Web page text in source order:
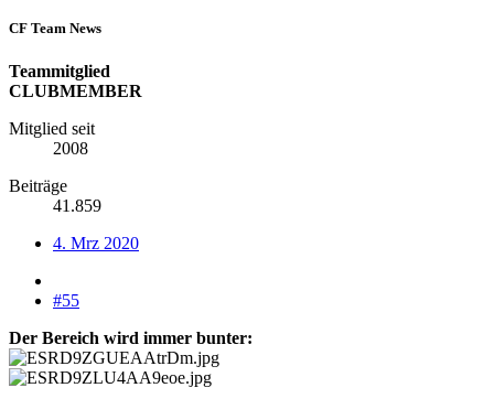
CF Team News
Teammitglied
CLUBMEMBER
Mitglied seit
2008
Beiträge
41.859
4. Mrz 2020
#55
Der Bereich wird immer bunter: